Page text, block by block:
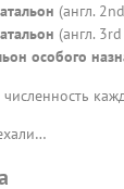
(англ.
(англ.
особого